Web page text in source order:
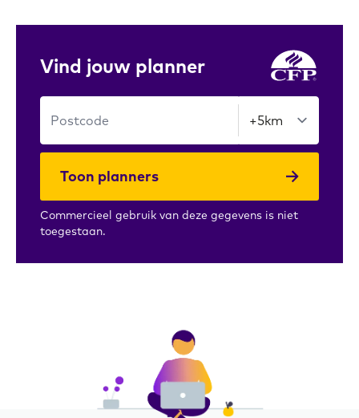
Vind jouw planner
Toon planners
Commercieel gebruik van deze gegevens is niet
toegestaan.